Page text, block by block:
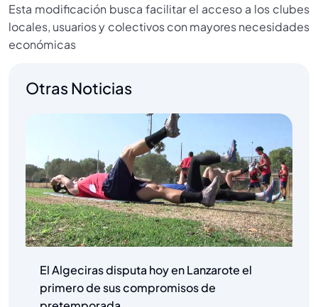
Esta modificación busca facilitar el acceso a los clubes
locales, usuarios y colectivos con mayores necesidades
económicas
Otras Noticias
El Algeciras disputa hoy en Lanzarote el
primero de sus compromisos de